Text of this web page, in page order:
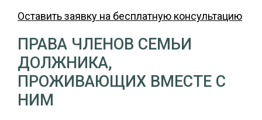
Оставить заявку на бесплатную консультацию
ПРАВА ЧЛЕНОВ СЕМЬИ
ДОЛЖНИКА,
ПРОЖИВАЮЩИХ ВМЕСТЕ С
НИМ